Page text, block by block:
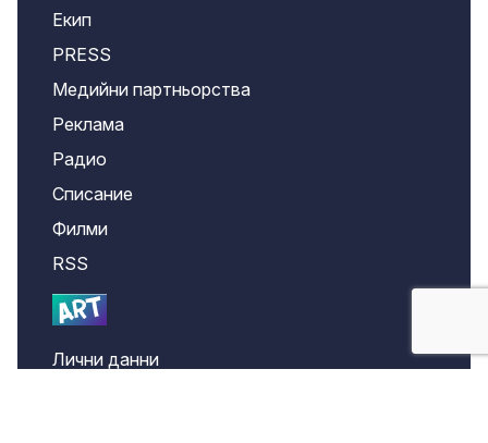
Екип
PRESS
Медийни партньорства
Реклама
Радио
Списание
Филми
RSS
Лични данни